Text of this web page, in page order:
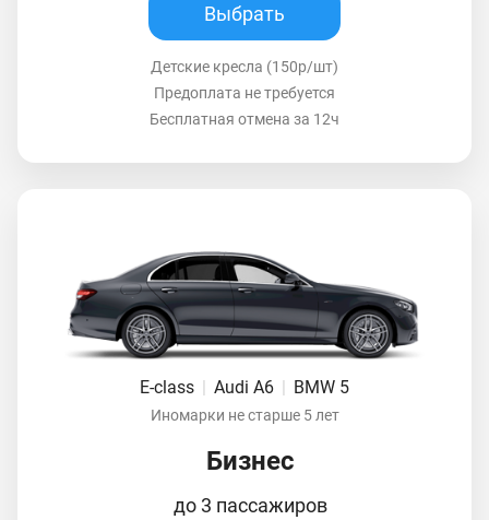
Выбрать
Детские кресла (150р/шт)
Предоплата не требуется
Бесплатная отмена за 12ч
E-class | Audi A6 | BMW 5
Иномарки не старше 5 лет
Бизнес
до 3 пассажиров